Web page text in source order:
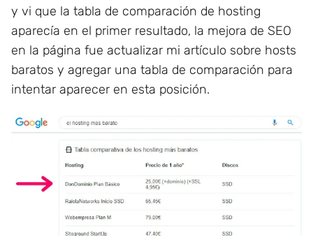
y vi que la tabla de comparación de hosting
aparecía en el primer resultado, la mejora de SEO
en la página fue actualizar mi artículo sobre hosts
baratos y agregar una tabla de comparación para
intentar aparecer en esta posición.